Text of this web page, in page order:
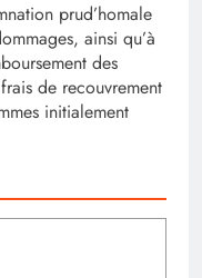
prud’homale
ainsi qu’à
des
de recouvrement
initialement